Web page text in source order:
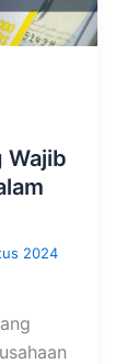
Wajib
2024